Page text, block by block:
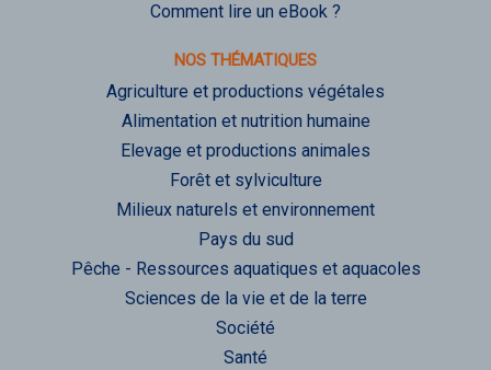
Comment lire un eBook ?
NOS THÉMATIQUES
Agriculture et productions végétales
Alimentation et nutrition humaine
Elevage et productions animales
Forêt et sylviculture
Milieux naturels et environnement
Pays du sud
Pêche - Ressources aquatiques et aquacoles
Sciences de la vie et de la terre
Société
Santé